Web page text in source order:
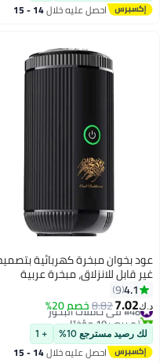
احصل عليه خلال 14 - 15
بخوان مبخرة كهربائية بتصميم
للانزلاق، مبخرة عربية
الشحن
4.1
9
7.02
8.82 خصم 20% البخور
بيع +10 مؤخرًا
البخور مسترجع 10% + 1
احصل عليه خلال 14 - 15